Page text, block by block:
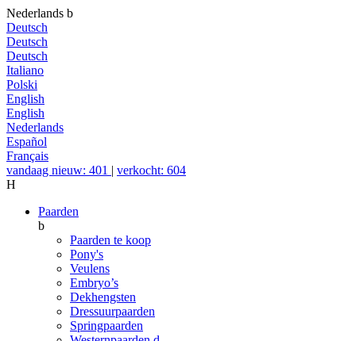
Nederlands b
Deutsch
Deutsch
Deutsch
Italiano
Polski
English
English
Nederlands
Español
Français
vandaag nieuw: 401 | verkocht: 604
H
Paarden
b
Paarden te koop
Pony's
Veulens
Embryo’s
Dekhengsten
Dressuurpaarden
Springpaarden